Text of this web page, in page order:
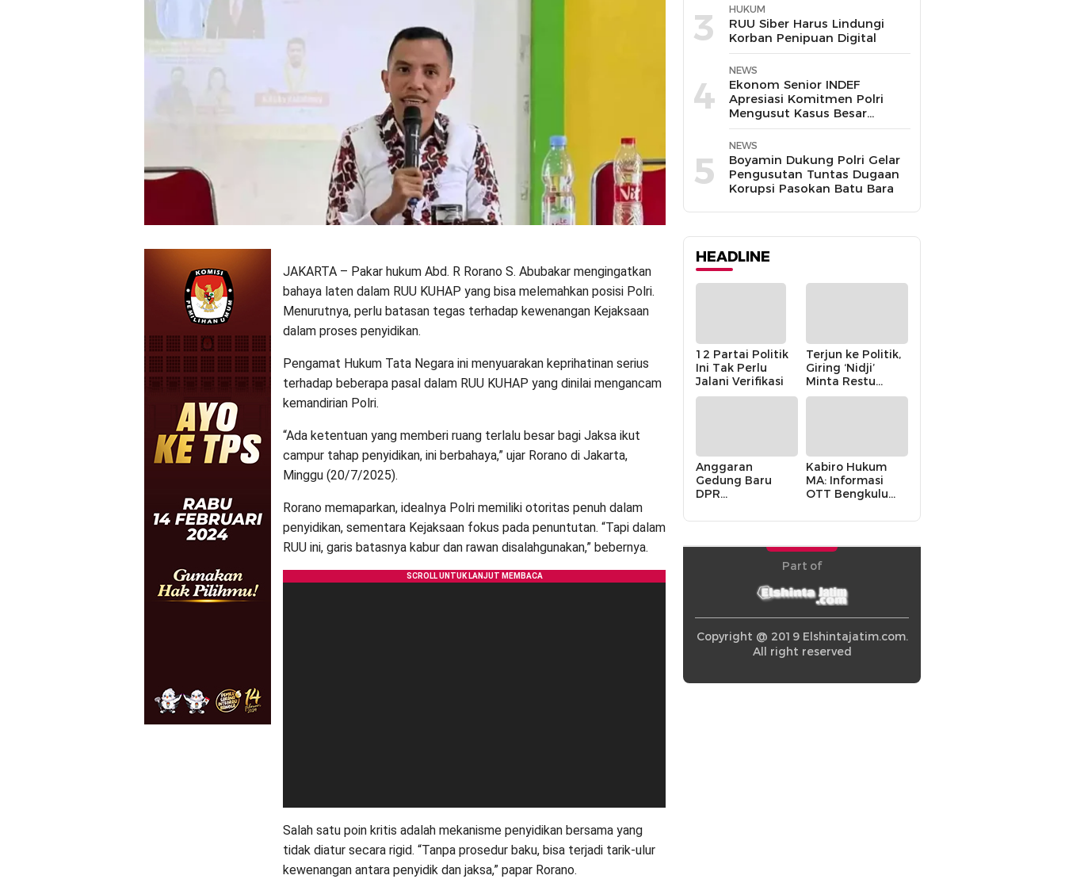
JAKARTA – Pakar hukum Abd. R Rorano S. Abubakar mengingatkan
bahaya laten dalam RUU KUHAP yang bisa melemahkan posisi Polri.
Menurutnya, perlu batasan tegas terhadap kewenangan Kejaksaan
dalam proses penyidikan.
Pengamat Hukum Tata Negara ini menyuarakan keprihatinan serius
terhadap beberapa pasal dalam RUU KUHAP yang dinilai mengancam
kemandirian Polri.
“Ada ketentuan yang memberi ruang terlalu besar bagi Jaksa ikut
campur tahap penyidikan, ini berbahaya,” ujar Rorano di Jakarta,
Minggu (20/7/2025).
Rorano memaparkan, idealnya Polri memiliki otoritas penuh dalam
penyidikan, sementara Kejaksaan fokus pada penuntutan. “Tapi dalam
RUU ini, garis batasnya kabur dan rawan disalahgunakan,” bebernya.
Salah satu poin kritis adalah mekanisme penyidikan bersama yang
tidak diatur secara rigid. “Tanpa prosedur baku, bisa terjadi tarik-ulur
kewenangan antara penyidik dan jaksa,” papar Rorano.
3 HUKUM
RUU Siber Harus Lindungi
Korban Penipuan Digital
4
NEWS
Ekonom Senior INDEF
Apresiasi Komitmen Polri
Mengusut Kasus Besar
hingga Tuntas
5
NEWS
Boyamin Dukung Polri Gelar
Pengusutan Tuntas Dugaan
Korupsi Pasokan Batu Bara
HEADLINE
12 Partai Politik
Ini Tak Perlu
Jalani Verifikasi
Terjun ke Politik,
Giring ‘Nidji’
Minta Restu
Keluarga
Anggaran
Gedung Baru
DPR
Cair karena
Budi” Pemerintah
Kabiro Hukum
MA: Informasi
OTT Bengkulu
Internal MA
Part of
Copyright @ 2019 Elshintajatim.com.
All right reserved